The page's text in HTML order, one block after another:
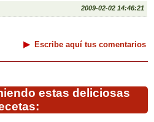
2009-02-02 14:46:21
Escribe aquí tus comentarios
estas deliciosas